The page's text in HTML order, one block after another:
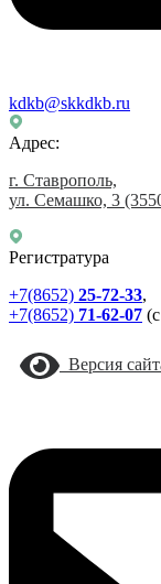
kdkb@skkdkb.ru
Адрес:
г. Ставрополь,
ул. Семашко, 3
Регистратура
+7(8652) 25-72-33,
+7(8652) 71-62-07
Версия